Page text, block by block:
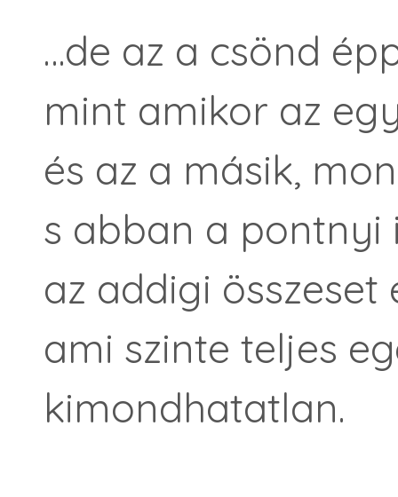
…de az a csönd
mint amikor az
és az a másik,
s abban a
az addigi
ami szinte teljes
kimondhatatlan.